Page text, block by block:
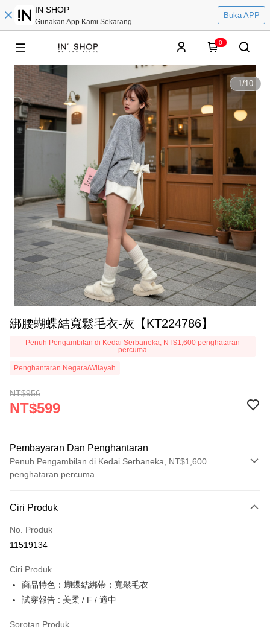
IN SHOP
Gunakan App Kami Sekarang
Buka APP
0
1/10
綁腰蝴蝶結寬鬆毛衣-灰【KT224786】
Penuh Pengambilan di Kedai Serbaneka, NT$1,600 penghataran
percuma
Penghantaran Negara/Wilayah
NT$956
NT$599
Pembayaran Dan Penghantaran
Penuh Pengambilan di Kedai Serbaneka, NT$1,600
penghataran percuma
Kad Kredit (Bayaran Penuh)
Pengambilan di Kedai Serbaneka
Apple Pay
JKOPAY
Google Pay
Ciri Produk
No. Produk
11519134
Ciri Produk
商品特色：蝴蝶結綁帶；寬鬆毛衣
試穿報告 : 美柔 / F / 適中
Sorotan Produk